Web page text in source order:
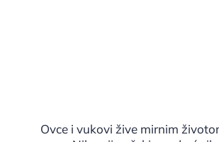
Ovce i vukovi žive mirnim